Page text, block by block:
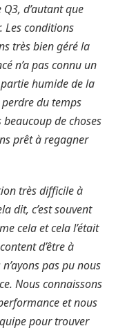
d’autant que
Les conditions
très bien géré la
n’a pas connu un
humide de la
du temps
de choses
prêt à regagner
très difficile à
dit, c’est souvent
cela et cela l’était
d’être à
pas pu nous
Nous connaissons
et nous
pour trouver